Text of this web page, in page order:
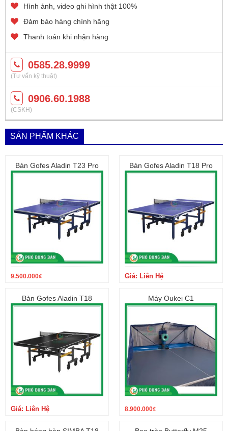
Phố bóng bàn là 1 trong những đơn vị cung cấp bóng bàn hàng
hàng đầu Việt Nam, chúng tôi hiện tại đang tích cực hoàn thiện,
phát triển, xây dựng uy tín đã được 8 năm với danh mục kinh
doanh khá đa dạng như hàng mới hơn 20 thương hiệu đang kinh
lắp đặt thiết kế cửa hàng, clb… Hiện nay chúng tôi đã có 4 cửa
cố gắng hoàn thiện hơn nữa để mang lại những sản phẩm tốt hơn
cùng với đó là chất lượng dịch vụ ngày càng được nâng cao.
_________________________
Https://Phobongban.vn
#CN1_Hà_nội: Ngõ 199/3 số 22 Trần Quốc Hoàn, Cầu giấy
#CN3_HCM: Số 55 Nguyễn Bỉnh Khiêm nối dài, Quận 1
(0785.601988)
Hình ảnh, video ghi hình thật 100%
Đảm bảo hàng chính hãng
Thanh toán khi nhận hàng
0585.28.9999
(Tư vấn kỹ thuật)
0906.60.1988
(CSKH)
SẢN PHẨM KHÁC
Bàn Gofes Aladin T23 Pro
9.500.000₫
Bàn Gofes Aladin T18 Pro
Giá: Liên Hệ
Bàn Gofes Aladin T18
Giá: Liên Hệ
Máy Oukei C1
8.900.000₫